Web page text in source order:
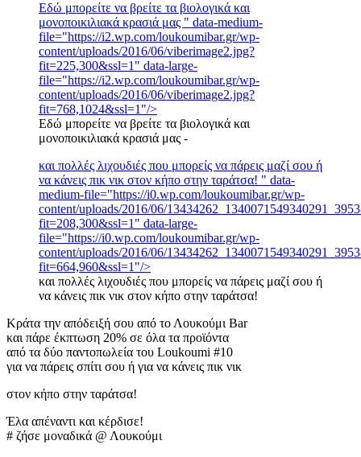
Εδώ μπορείτε να βρείτε τα βιολογικά και
μονοποικιλιακά κρασιά μας " data-medium-
file="https://i2.wp.com/loukoumibar.gr/wp-
content/uploads/2016/06/viberimage2.jpg?
fit=225,300&ssl=1" data-large-
file="https://i2.wp.com/loukoumibar.gr/wp-
content/uploads/2016/06/viberimage2.jpg?
fit=768,1024&ssl=1"/>
Εδώ μπορείτε να βρείτε τα βιολογικά και
μονοποικιλιακά κρασιά μας -
και πολλές λιχουδιές που μπορείς να πάρεις μαζί σου ή
να κάνεις πικ νικ στον κήπο στην ταράτσα! " data-
medium-file="https://i0.wp.com/loukoumibar.gr/wp-
content/uploads/2016/06/
fit=208,300&ssl=1" data-large-
file="https://i0.wp.com/loukoumibar.gr/wp-
content/uploads/2016/06/
fit=664,960&ssl=1"/>
και πολλές λιχουδιές που μπορείς να πάρεις μαζί σου ή
να κάνεις πικ νικ στον κήπο στην ταράτσα!
Κράτα την απόδειξή σου από το Λουκούμι Bar
και πάρε έκπτωση 20% σε όλα τα προϊόντα
από τα δύο παντοπωλεία του Loukoumi #10
για να πάρεις σπίτι σου ή για να κάνεις πικ νικ
στον κήπο στην ταράτσα!
Έλα απέναντι και κέρδισε!
# ζήσε μοναδικά @ Λουκούμι